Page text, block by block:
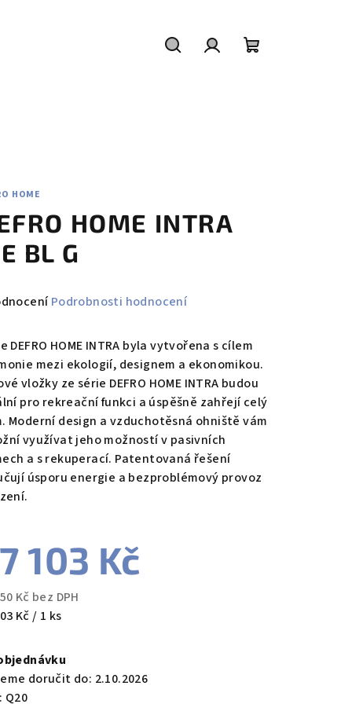
HOME
HOME INTRA
BL G
Podrobnosti hodnocení
DEFRO HOME INTRA byla vytvořena s cílem
mezi ekologií, designem a ekonomikou.
vložky ze série DEFRO HOME INTRA budou
pro rekreační funkci a úspěšně zahřejí celý
Moderní design a vzduchotěsná ohniště vám
využívat jeho možností v pasivních
a s rekuperací. Patentovaná řešení
úsporu energie a bezproblémový provoz
103 Kč
Kč bez DPH
Kč / 1 ks
doručit do: 2.10.2026
Q20